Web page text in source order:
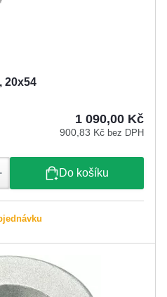
20x54
1 090,00 Kč
900,83 Kč bez DPH
Do košíku